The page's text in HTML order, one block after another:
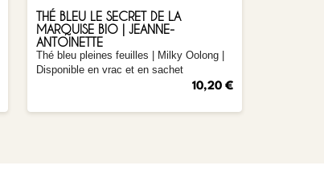
THÉ BLEU LE SECRET DE LA
MARQUISE BIO | JEANNE-
ANTOINETTE
Thé bleu pleines feuilles
| Milky Oolong |
Disponible en vrac et en sachet
10,20 €